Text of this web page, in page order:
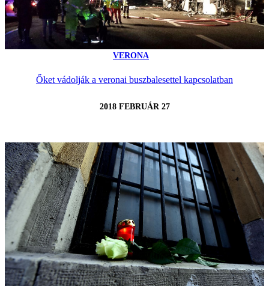
VERONA
Őket vádolják a veronai buszbalesettel kapcsolatban
2018 FEBRUÁR 27